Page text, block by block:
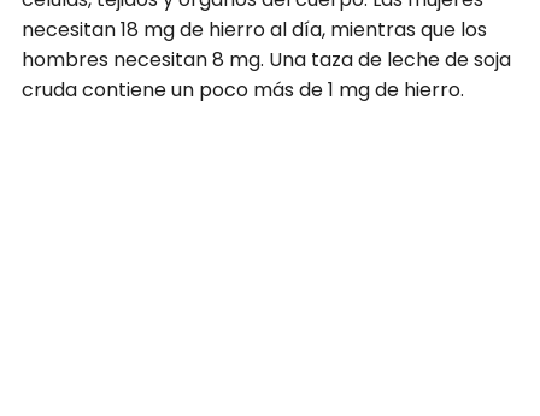
necesitan 18 mg de hierro al día, mientras que los
hombres necesitan 8 mg. Una taza de leche de soja
cruda contiene un poco más de 1 mg de hierro.